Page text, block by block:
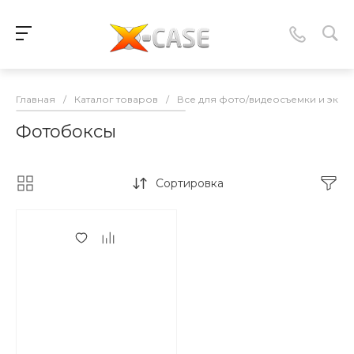
Главная / Каталог товаров / Все для фото/видеосъемки и
Фотобоксы
Сортировка